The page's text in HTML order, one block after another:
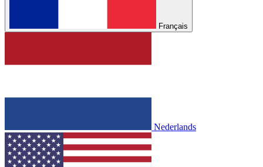
Français
Nederlands